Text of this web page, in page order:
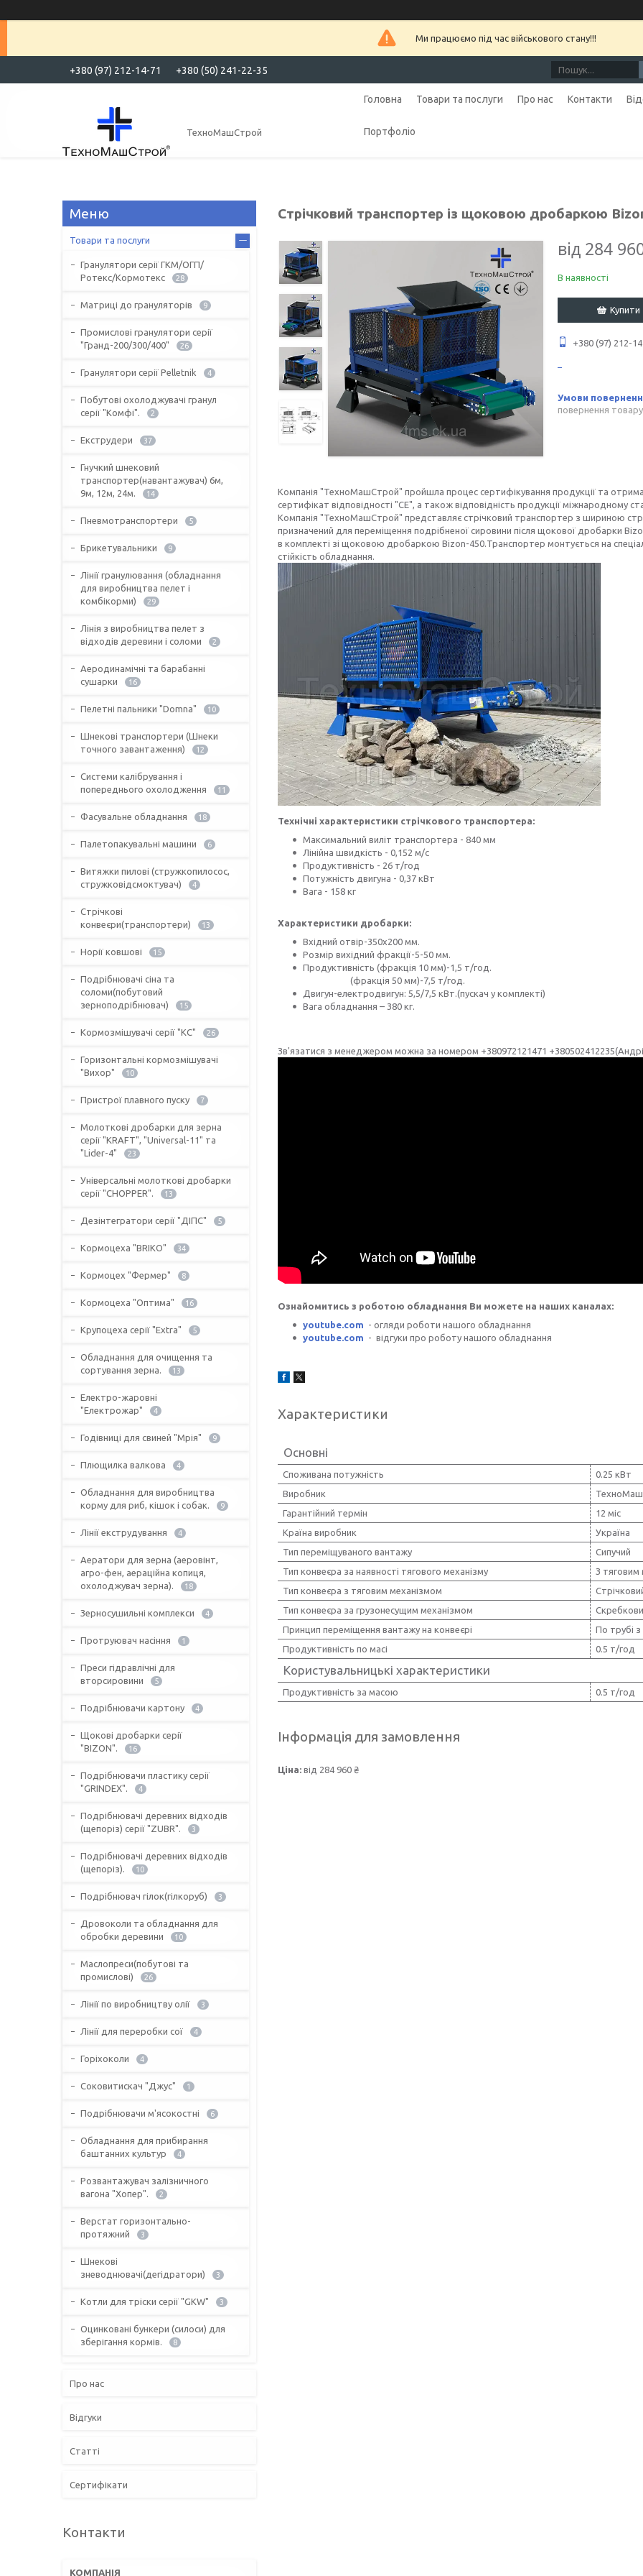
Ми працюємо під час військового стану!!!
+380 (97) 212-14-71 +380 (50) 241-22-35
ТехноМашСтрой
Головна Товари та послуги Про нас Контакти
Портфоліо
Стрічковий транспортер із щоковою дробаркою
від 284
В наявності
Купити
+380 (97) 212-
повернення
Компанія "ТехноМашСтрой" пройшла процес сертифікування продукції та
сертифікат відповідності "СЕ", а також відповідність продукції міжнародному
Компанія "ТехноМашСтрой" представляє стрічковий транспортер з шириною
призначений для переміщення подрібненої сировини після щокової дробарки
в комплекті зі щоковою дробаркою Bizon-450.Транспортер монтується на
стійкість обладнання.
Технічні характеристики стрічкового транспортера:
Максимальний виліт транспортера - 840 мм
Лінійна швидкість - 0,152 м/с
Продуктивність - 26 т/год
Потужність двигуна - 0,37 кВт
Вага - 158 кг
Характеристики дробарки:
Вхідний отвір-350х200 мм.
Розмір вихідний фракції-5-50 мм.
Продуктивність (фракція 10 мм)-1,5 т/год.
(фракція 50 мм)-7,5 т/год.
Двигун-електродвигун: 5,5/7,5 кВт.(пускач у комплекті)
Вага обладнання – 380 кг.
Зв'язатися з менеджером можна за номером +380972121471
Ознайомитись з роботою обладнання Ви можете на наших каналах:
youtube.com - огляди роботи нашого обладнання
youtube.com - відгуки про роботу нашого обладнання
Характеристики
Основні
Споживана потужність
0.25 кВт
Виробник
Гарантійний термін
12 міс
Країна виробник
Україна
Тип переміщуваного вантажу
Сипучий
Тип конвеєра за наявності тягового механізму
З тяговим
Тип конвеєра з тяговим механізмом
Тип конвеєра за грузонесущим механізмом
Принцип переміщення вантажу на конвеєрі
По трубі
Продуктивність по масі
0.5 т/год
Користувальницькі характеристики
Продуктивність за масою 0.5 т/год
Інформація для замовлення
Ціна: від 284 960 ₴
Товари та послуги
Гранулятори серії ГКМ/ОГП/
Ротекс/Кормотекс
28
Матриці до грануляторів 9
Промислові гранулятори серії
"Гранд-200/300/400"
26
Гранулятори серії Pelletnik 4
Побутові охолоджувачі гранул
серії "Комфі".
2
Екструдери 37
Гнучкий шнековий
транспортер(навантажувач) 6м,
9м, 12м, 24м.
14
Пневмотранспортери 5
Брикетувальники 9
Лінії гранулювання (обладнання
для виробництва пелет і
комбікорми)
29
Лінія з виробництва пелет з
відходів деревини і соломи
2
Аеродинамічні та барабанні
сушарки
16
Пелетні пальники "Domna" 10
Шнекові транспортери (Шнеки
точного завантаження)
12
Системи калібрування і
попереднього охолодження
11
Фасувальне обладнання 18
Палетопакувальні машини 6
Витяжки пилові (стружкопилосос,
стружковідсмоктувач)
4
Стрічкові
конвеєри(транспортери)
13
Норії ковшові 15
Подрібнювачі сіна та
соломи(побутовий
зерноподрібнювач)
15
Кормозмішувачі серії "КС" 26
Горизонтальні кормозмішувачі
"Вихор"
10
Пристрої плавного пуску 7
Молоткові дробарки для зерна
серії "KRAFT", "Universal-11" та
"Lider-4"
23
Універсальні молоткові дробарки
серії "CHOPPER".
13
Дезінтегратори серії "ДІПС" 5
Кормоцеха "BRIKO" 34
Кормоцех "Фермер" 8
Кормоцеха "Оптима" 16
Крупоцеха серії "Extra" 5
Обладнання для очищення та
сортування зерна.
13
Електро-жаровні
"Електрожар"
4
Годівниці для свиней "Мрія" 9
Плющилка валкова 4
Обладнання для виробництва
корму для риб, кішок і собак.
9
Лінії екструдування 4
Аератори для зерна (аеровінт,
агро-фен, аераційна копиця,
охолоджувач зерна).
18
Зерносушильні комплекси 4
Протруювач насіння 1
Преси гідравлічні для
вторсировини
5
Подрібнювачи картону 4
Щокові дробарки серії
"BIZON".
16
Подрібнювачи пластику серії
"GRINDEX".
4
Подрібнювачі деревних відходів
(щепоріз) серії "ZUBR".
3
Подрібнювачі деревних відходів
(щепоріз).
10
Подрібнювач гілок(гілкоруб) 3
Дровоколи та обладнання для
обробки деревини
10
Маслопреси(побутові та
промислові)
26
Лінії по виробництву олії 3
Лінії для переробки сої 4
Горіхоколи 4
Соковитискач "Джус" 1
Подрібнювачи м'ясокостні 6
Обладнання для прибирання
баштанних культур
4
Розвантажувач залізничного
вагона "Хопер".
2
Верстат горизонтально-
протяжний
3
Шнекові
зневоднювачі(дегідратори)
3
Котли для тріски серії "GKW" 3
Оцинковані бункери (силоси) для
зберігання кормів.
8
Про нас
Відгуки
Статті
Сертифікати
Контакти